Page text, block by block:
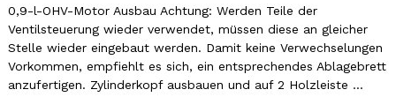
0,9-l-OHV-Motor Ausbau Achtung: Werden Teile der
Ventilsteuerung wieder verwendet, müssen diese an gleicher
Stelle wieder eingebaut werden. Damit keine Verwechselungen
Vorkommen, empfiehlt es sich, ein entsprechendes Ablagebrett
anzufertigen. Zylinderkopf ausbauen und auf 2 Holzleiste ...